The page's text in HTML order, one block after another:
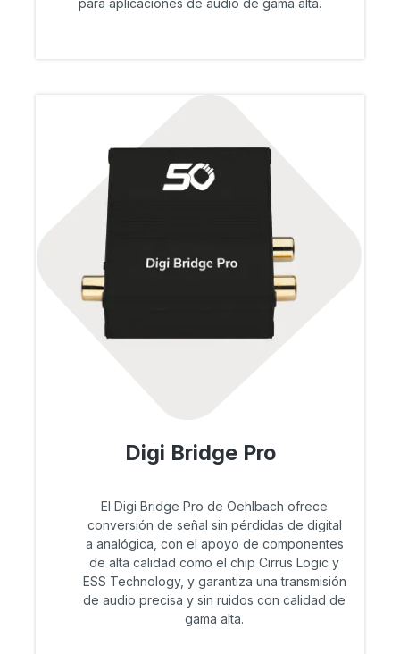
para aplicaciones de audio de gama alta.
Digi Bridge Pro
El Digi Bridge Pro de Oehlbach ofrece
conversión de señal sin pérdidas de digital
a analógica, con el apoyo de componentes
de alta calidad como el chip Cirrus Logic y
ESS Technology, y garantiza una transmisión
de audio precisa y sin ruidos con calidad de
gama alta.